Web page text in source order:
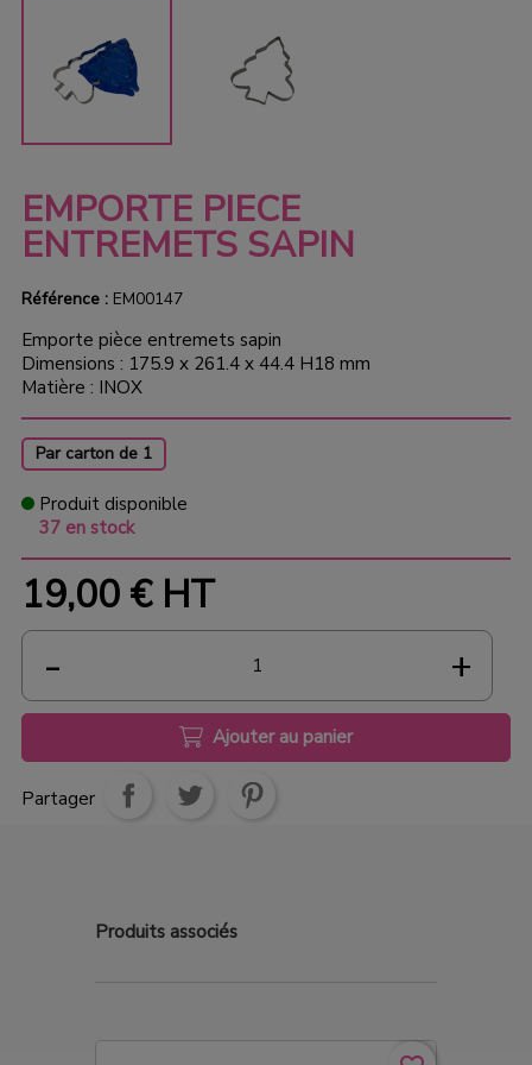
EMPORTE PIECE
ENTREMETS SAPIN
Référence :EM00147
Emporte pièce entremets sapin
Dimensions : 175.9 x 261.4 x 44.4 H18 mm
Matière : INOX
Par carton de 1
Produit disponible
37 en stock
19,00 € HT
Ajouter au panier
Partager
Produits associés